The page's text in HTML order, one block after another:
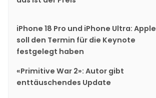
iPhone 18 Pro und iPhone Ultra: Apple
soll den Termin für die Keynote
festgelegt haben
«Primitive War 2»: Autor gibt
enttäuschendes Update